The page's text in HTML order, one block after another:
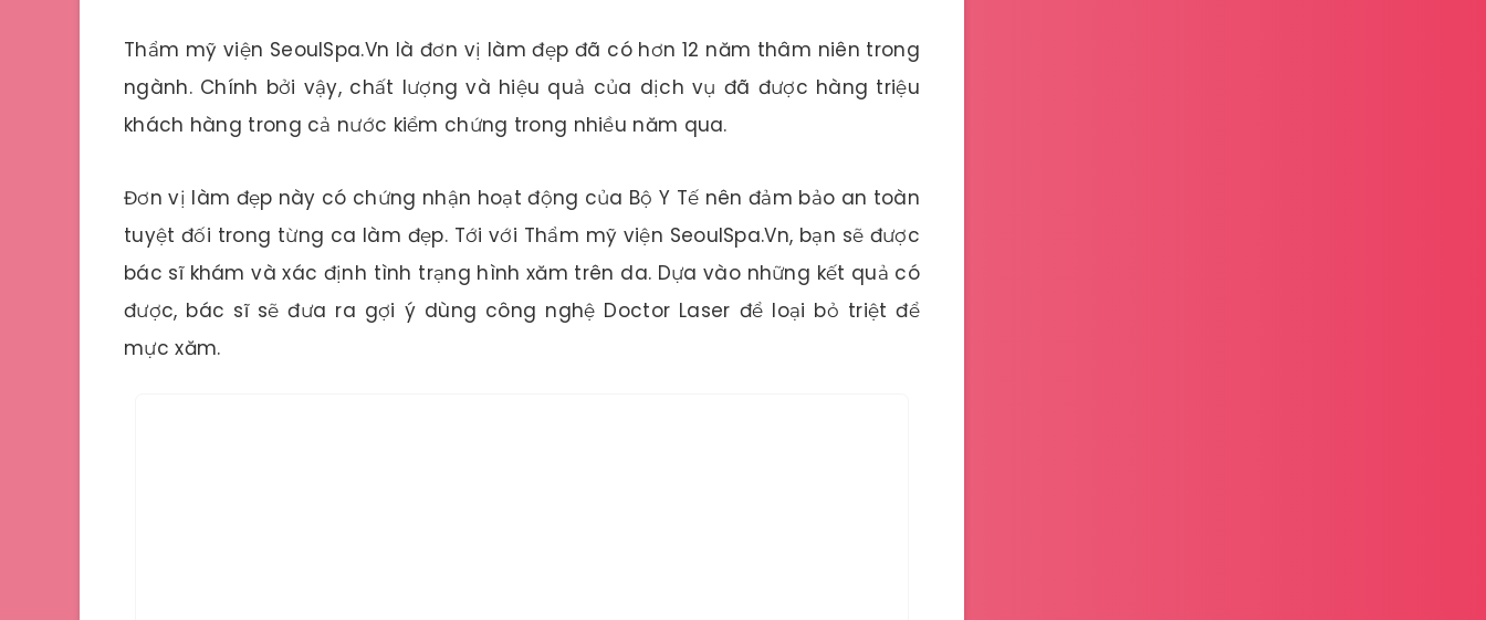
Thẩm mỹ viện SeoulSpa.Vn là đơn vị làm đẹp đã có hơn 12 năm thâm niên trong
ngành. Chính bởi vậy, chất lượng và hiệu quả của dịch vụ đã được hàng triệu
khách hàng trong cả nước kiểm chứng trong nhiều năm qua.
Đơn vị làm đẹp này có chứng nhận hoạt động của Bộ Y Tế nên đảm bảo an toàn
tuyệt đối trong từng ca làm đẹp. Tới với Thẩm mỹ viện SeoulSpa.Vn, bạn sẽ được
bác sĩ khám và xác định tình trạng hình xăm trên da. Dựa vào những kết quả có
được, bác sĩ sẽ đưa ra gợi ý dùng công nghệ Doctor Laser để loại bỏ triệt để
mực xăm.